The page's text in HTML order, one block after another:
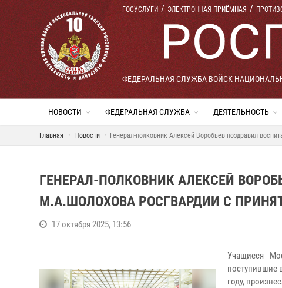
ГОСУСЛУГИ ЭЛЕКТРОННАЯ ПРИЁМНАЯ
ФЕДЕРАЛЬНАЯ СЛУЖБА ВОЙСК
НОВОСТИ ФЕДЕРАЛЬНАЯ СЛУЖБА ДЕЯТЕЛЬНОСТЬ
Главная Новости Генерал-полковник Алексей Воробьев поздравил
ГЕНЕРАЛ-ПОЛКОВНИК АЛЕКСЕЙ
М.А.ШОЛОХОВА РОСГВАРДИИ С
17 октября 2025, 13:56
Учащиеся
поступившие
году,